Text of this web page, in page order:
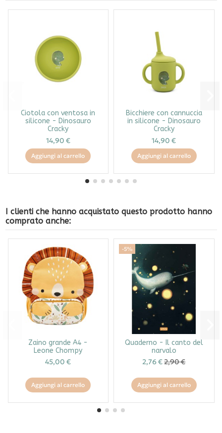
Ciotola con ventosa in
silicone - Dinosauro
Cracky
14,90 €
Aggiungi al carrello
Bicchiere con cannuccia
in silicone - Dinosauro
Cracky
14,90 €
Aggiungi al carrello
I clienti che hanno acquistato questo prodotto hanno
comprato anche:
Zaino grande A4 -
Leone Chompy
45,00 €
Aggiungi al carrello
-5%
Quaderno - Il canto del
narvalo
2,76 €2,90 €
Aggiungi al carrello